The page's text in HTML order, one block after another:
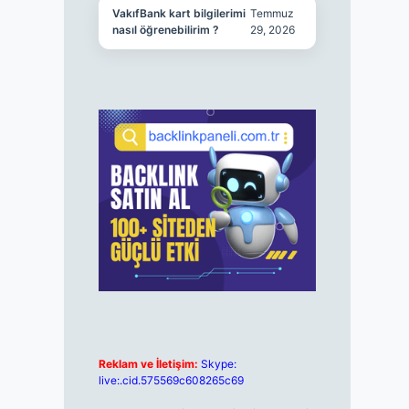
VakıfBank kart bilgilerimi
nasıl öğrenebilirim ?
Temmuz
29, 2026
Reklam ve İletişim: Skype:
live:.cid.575569c608265c69